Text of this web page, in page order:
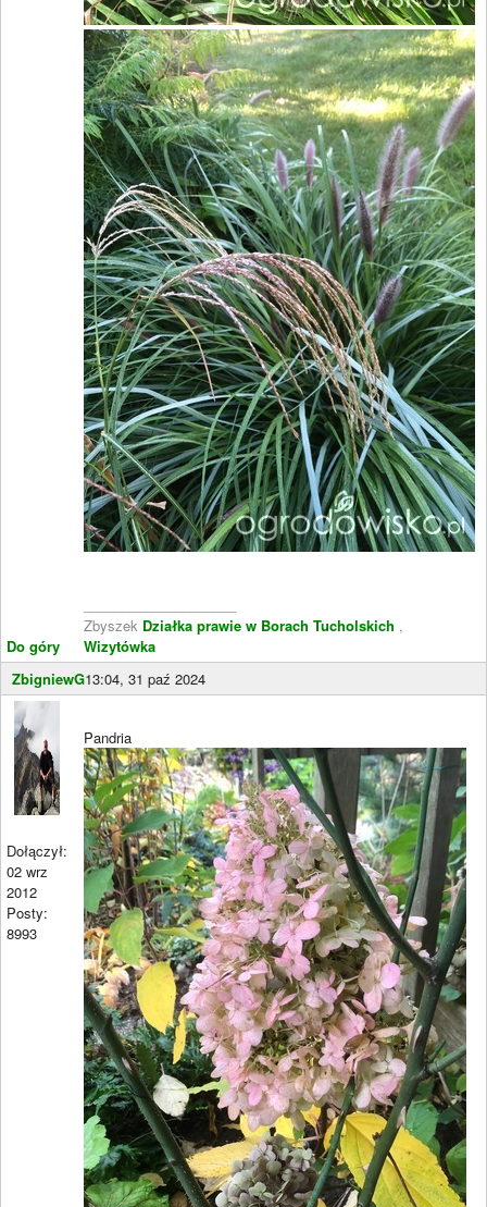
Do góry
Zbyszek Działka prawie w Borach Tucholskich ,
Wizytówka
ZbigniewG13:04, 31 paź 2024
Dołączył:
02 wrz
2012
Posty:
8993
Pandria